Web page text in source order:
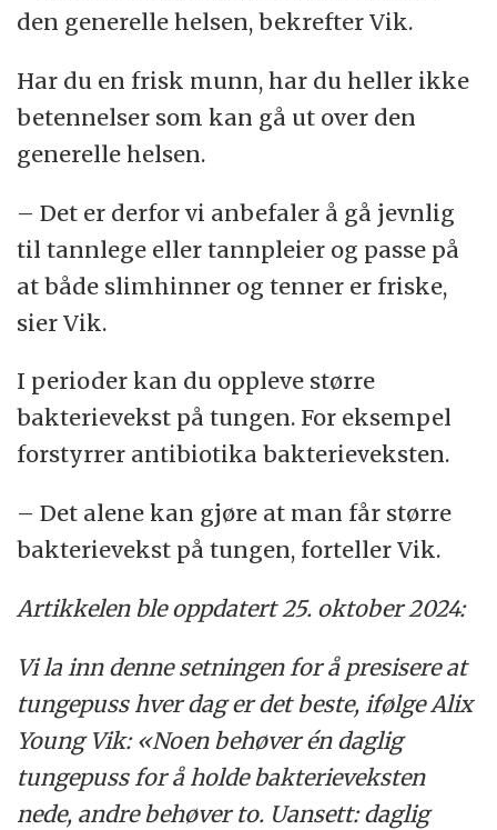
den generelle helsen, bekrefter Vik.
Har du en frisk munn, har du heller ikke
betennelser som kan gå ut over den
generelle helsen.
– Det er derfor vi anbefaler å gå jevnlig
til tannlege eller tannpleier og passe på
at både slimhinner og tenner er friske,
sier Vik.
I perioder kan du oppleve større
bakterievekst på tungen. For eksempel
forstyrrer antibiotika bakterieveksten.
– Det alene kan gjøre at man får større
bakterievekst på tungen, forteller Vik.
Artikkelen ble oppdatert 25. oktober 2024:
Vi la inn denne setningen for å presisere at
tungepuss hver dag er det beste, ifølge Alix
Young Vik: «Noen behøver én daglig
tungepuss for å holde bakterieveksten
nede, andre behøver to. Uansett: daglig